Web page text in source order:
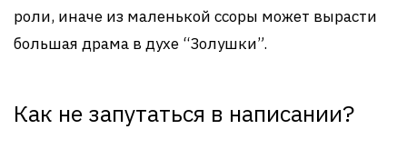
роли, иначе из маленькой ссоры может вырасти
большая драма в духе “Золушки”.
Как не запутаться в написании?